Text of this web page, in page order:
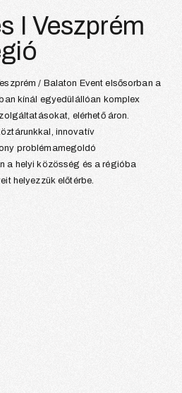
I Veszprém
/ Balaton Event elsősorban a
kínál egyedülállóan komplex
elérhető áron.
innovatív
problémamegoldó
a helyi közösség és a régióba
helyezzük előtérbe.